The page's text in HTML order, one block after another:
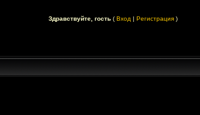
Здравствуйте, гость (Вход |Регистрация )